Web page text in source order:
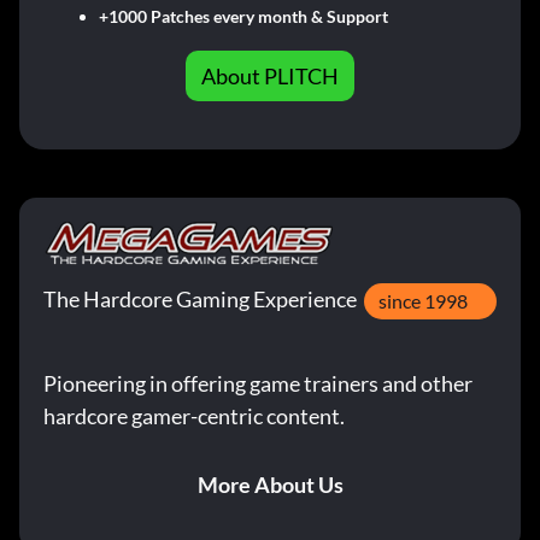
+1000 Patches every month & Support
About PLITCH
The Hardcore Gaming Experience since 1998
Pioneering in offering game trainers and other
hardcore gamer-centric content.
More About Us